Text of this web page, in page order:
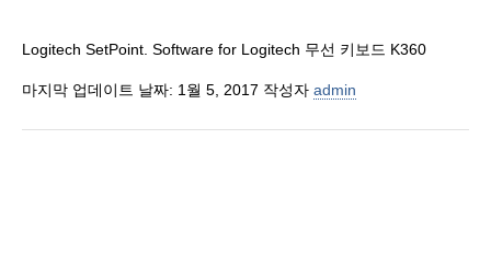
Logitech SetPoint. Software for Logitech 무선 키보드 K360
마지막 업데이트 날짜: 1월 5, 2017 작성자 admin